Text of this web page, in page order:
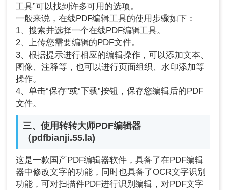
工具”可以找到许多可用的选项。
一般来说，在线PDF编辑工具的使用步骤如下：
1、搜索并选择一个在线PDF编辑工具。
2、上传您需要编辑的PDF文件。
3、根据提示进行相应的编辑操作，可以添加文本、
图像、注释等，也可以进行页面组织、水印添加等
操作。
4、单击“保存”或“下载”按钮，保存您编辑后的PDF
文件。
三、使用转转大师PDF编辑器
（pdfbianji.55.la)
这是一款国产PDF编辑器软件，具备了在PDF编辑
器中修改文字的功能，同时也具备了OCR文字识别
功能，可对扫描件PDF进行识别编辑，对PDF文字